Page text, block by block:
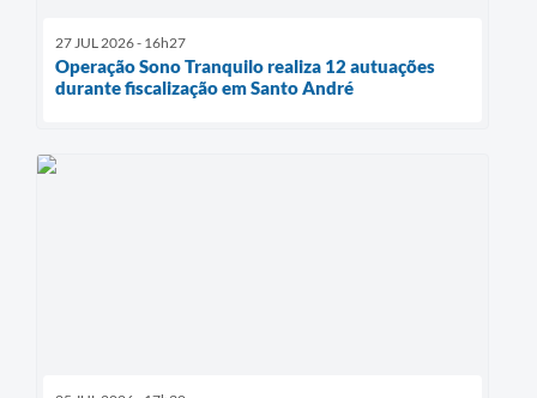
27 JUL 2026 - 16h27
Operação Sono Tranquilo realiza 12 autuações
durante fiscalização em Santo André